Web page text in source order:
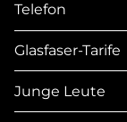
Telefon
Glasfaser-Tarife
Junge Leute